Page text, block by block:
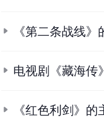
《第二条战线
电视剧《藏海传
《红色利剑》的